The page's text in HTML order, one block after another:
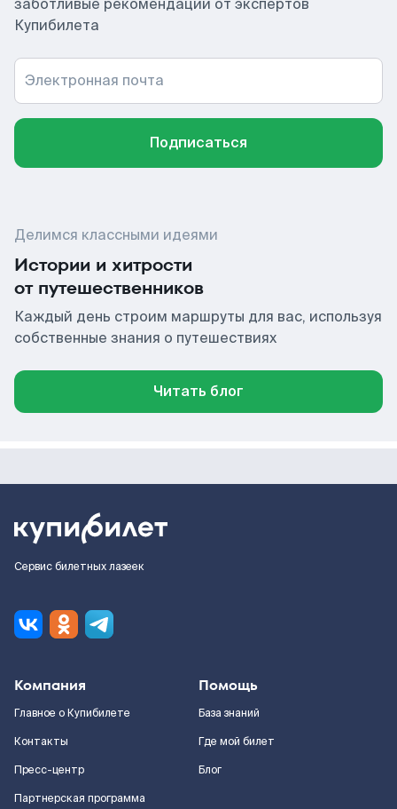
заботливые рекомендации от экспертов
Купибилета
Электронная почта
Подписаться
Делимся классными идеями
Истории и хитрости
от путешественников
Каждый день строим маршруты для вас, используя
собственные знания о путешествиях
Читать блог
Сервис билетных лазеек
Компания
Главное о Купибилете
Контакты
Пресс-центр
Партнерская программа
Помощь
База знаний
Где мой билет
Блог